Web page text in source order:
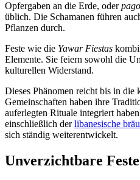
Opfergaben an die Erde, oder
üblich. Die Schamanen führen
Pflanzen durch.
Feste wie die Yawar Fiestas
Elemente. Sie feiern sowohl die
kulturellen Widerstand.
Dieses Phänomen reicht bis in
Gemeinschaften haben ihre
auferlegten Rituale integriert
einschließlich derlibanesische
sich ständig weiterentwickelt.
Unverzichtbare